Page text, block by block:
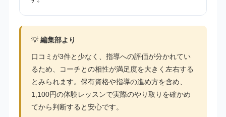
💡 編集部より
口コミが3件と少なく、指導への評価が分かれてい
るため、コーチとの相性が満足度を大きく左右する
とみられます。保有資格や指導の進め方を含め、
1,100円の体験レッスンで実際のやり取りを確かめ
てから判断すると安心です。